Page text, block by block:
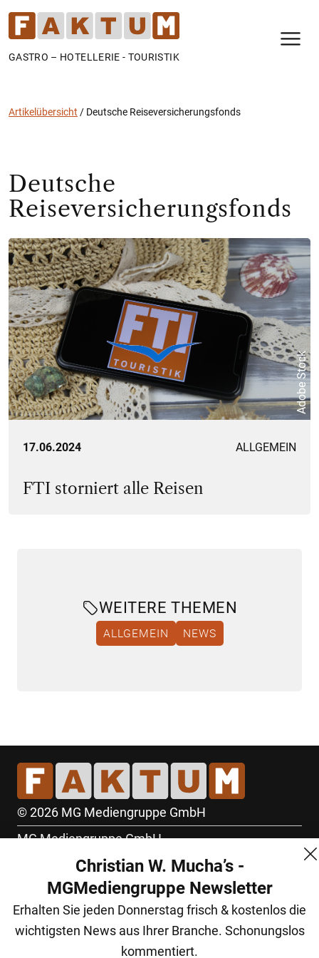
GASTRO – HOTELLERIE - TOURISTIK
Artikelübersicht / Deutsche Reiseversicherungsfonds
Deutsche
Reiseversicherungsfonds
Adobe Stock
17.06.2024 ALLGEMEIN
FTI storniert alle Reisen
WEITERE THEMEN
ALLGEMEIN NEWS
© 2026 MG Mediengruppe GmbH
MG Mediengruppe GmbH
Burgring 1/7
1010 Wien
+43 (1) 522 14 14
office@mgmedien.at
Christian W. Mucha’s -
MGMediengruppe Newsletter
Erhalten Sie jeden Donnerstag frisch & kostenlos die
wichtigsten News aus Ihrer Branche. Schonungslos
kommentiert.